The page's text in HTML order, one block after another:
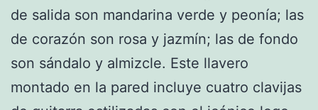
de salida son mandarina verde y peonía; las
de corazón son rosa y jazmín; las de fondo
son sándalo y almizcle. Este llavero
montado en la pared incluye cuatro clavijas